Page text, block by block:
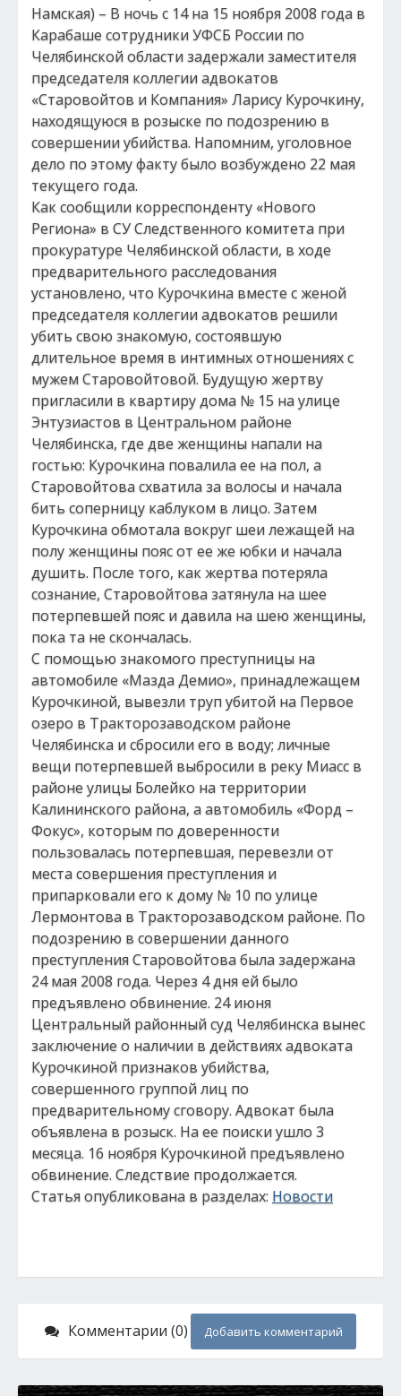
Намская) – В ночь с 14 на 15 ноября 2008 года в
Карабаше сотрудники УФСБ России по
Челябинской области задержали заместителя
председателя коллегии адвокатов
«Старовойтов и Компания» Ларису Курочкину,
находящуюся в розыске по подозрению в
совершении убийства. Напомним, уголовное
дело по этому факту было возбуждено 22 мая
текущего года.
Как сообщили корреспонденту «Нового
Региона» в СУ Следственного комитета при
прокуратуре Челябинской области, в ходе
предварительного расследования
установлено, что Курочкина вместе с женой
председателя коллегии адвокатов решили
убить свою знакомую, состоявшую
длительное время в интимных отношениях с
мужем Старовойтовой. Будущую жертву
пригласили в квартиру дома № 15 на улице
Энтузиастов в Центральном районе
Челябинска, где две женщины напали на
гостью: Курочкина повалила ее на пол, а
Старовойтова схватила за волосы и начала
бить соперницу каблуком в лицо. Затем
Курочкина обмотала вокруг шеи лежащей на
полу женщины пояс от ее же юбки и начала
душить. После того, как жертва потеряла
сознание, Старовойтова затянула на шее
потерпевшей пояс и давила на шею женщины,
пока та не скончалась.
С помощью знакомого преступницы на
автомобиле «Мазда Демио», принадлежащем
Курочкиной, вывезли труп убитой на Первое
озеро в Тракторозаводском районе
Челябинска и сбросили его в воду; личные
вещи потерпевшей выбросили в реку Миасс в
районе улицы Болейко на территории
Калининского района, а автомобиль «Форд –
Фокус», которым по доверенности
пользовалась потерпевшая, перевезли от
места совершения преступления и
припарковали его к дому № 10 по улице
Лермонтова в Тракторозаводском районе. По
подозрению в совершении данного
преступления Старовойтова была задержана
24 мая 2008 года. Через 4 дня ей было
предъявлено обвинение. 24 июня
Центральный районный суд Челябинска вынес
заключение о наличии в действиях адвоката
Курочкиной признаков убийства,
совершенного группой лиц по
предварительному сговору. Адвокат была
объявлена в розыск. На ее поиски ушло 3
месяца. 16 ноября Курочкиной предъявлено
обвинение. Следствие продолжается.
Статья опубликована в разделах: Новости
Комментарии (0) Добавить комментарий